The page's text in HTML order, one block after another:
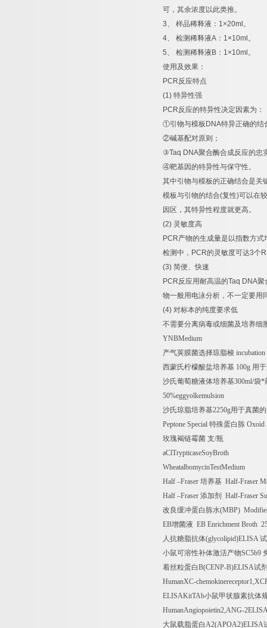
可，其余浓度以此类推。
3、 样品稀释液： 1×20ml 。
4、 检测稀释液A ： 1×10ml 。
5、 检测稀释液 B ： 1×10ml 。
使用及效果：
PCR反应特点
(1) 特异性强
PCR反应的特异性决定因素为：
①引物与模板 DNA特异正确的结
②碱基配对原则；
③Taq DNA聚合酶合成反应的忠
④靶基因的特异性与保守性。
其中引物与模板的正确结合是关
模板与引物的结合(复性)可以在
因区，其特异性程度就更高。
(2) 灵敏度高
PCR产物的生成量是以指数方式
检测中， PCR的灵敏度可达3个
(3) 简便、快速
PCR反应用耐高温的Taq DNA聚
物一般用电泳分析，不一定要用
(4) 对标本的纯度要求低
不需要分离病毒或细菌及培养细
YNBMedium
产气荚膜菌选择琼脂梭
西蒙氏柠檬酸盐培养基 100g 用
沙氏葡萄糖液体培养基300ml/袋*
50%eggyolkemulsion
沙氏琼脂培养基2250g用于真菌
Peptone Special 特殊蛋白胨 Oxoid
玫瑰褐链霉菌 支/瓶
aClTrypticaseSoyBroth
WheatalbomycinTestMedium
Half –Fraser 培养基 Half-Fraser
Half –Fraser 添加剂
Half-Fraser
改良缓冲蛋白胨水(MBP)
EB增菌液 EB Enrichment Broth
人抗糖脂抗体(glycolipid)ELISA
小鼠可溶性补体激活产物SC5b9
着丝粒蛋白B(CENP-B)ELISA试
HumanXC-
ELISAKitTAb小鼠甲状腺素抗体
HumanAngiopoietin2,ANG-
大鼠载脂蛋白A2(APOA2)ELISA